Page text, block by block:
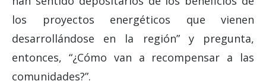
los proyectos energéticos que vienen
desarrollándose en la región” y pregunta,
entonces, “¿Cómo van a recompensar a las
comunidades?”.